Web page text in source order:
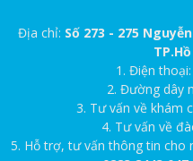
Địa chỉ: Số 273 - 275
1. Điện thoại:
2. Đường dây
3. Tư vấn về khám
4. Tư vấn về
5. Hỗ trợ, tư vấn thông tin cho